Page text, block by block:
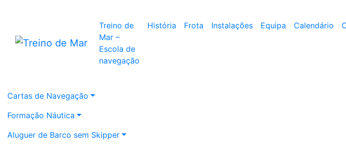
Treino de
Mar –
Escola de
navegação
História Frota Instalações Equipa Calendário
Cartas de Navegação
Formação Náutica
Aluguer de Barco sem Skipper